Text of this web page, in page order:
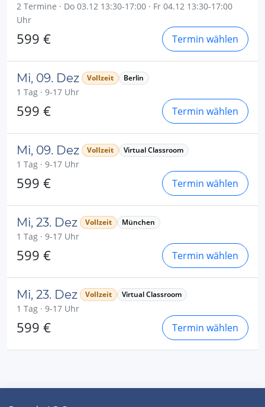
2 Termine · Do 03.12 13:30-17:00 · Fr 04.12 13:30-17:00
Uhr
599 € Termin wählen
Mi, 09. Dez Vollzeit Berlin
1 Tag · 9-17 Uhr
599 € Termin wählen
Mi, 09. Dez Vollzeit Virtual Classroom
1 Tag · 9-17 Uhr
599 € Termin wählen
Mi, 23. Dez Vollzeit München
1 Tag · 9-17 Uhr
599 € Termin wählen
Mi, 23. Dez Vollzeit Virtual Classroom
1 Tag · 9-17 Uhr
599 € Termin wählen